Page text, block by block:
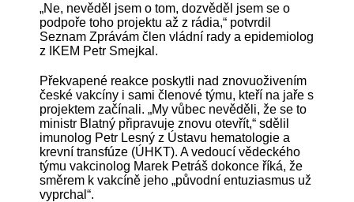
„Ne, nevěděl jsem o tom, dozvěděl jsem se o
podpoře toho projektu až z rádia,“ potvrdil
Seznam Zprávám člen vládní rady a epidemiolog
z IKEM Petr Smejkal.
Překvapené reakce poskytli nad znovuoživením
české vakcíny i sami členové týmu, kteří na jaře s
projektem začínali. „My vůbec nevěděli, že se to
ministr Blatný připravuje znovu otevřít,“ sdělil
imunolog Petr Lesný z Ústavu hematologie a
krevní transfúze (ÚHKT). A vedoucí vědeckého
týmu vakcinolog Marek Petráš dokonce říká, že
směrem k vakcíně jeho „původní entuziasmus už
vyprchal“.